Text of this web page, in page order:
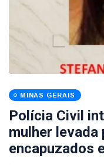
MINAS GERAIS
Polícia Civil
mulher levada
encapuzados